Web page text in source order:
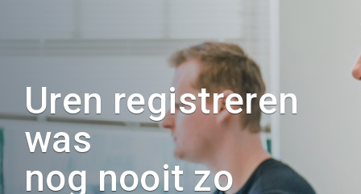
Uren registreren
was
nog nooit zo